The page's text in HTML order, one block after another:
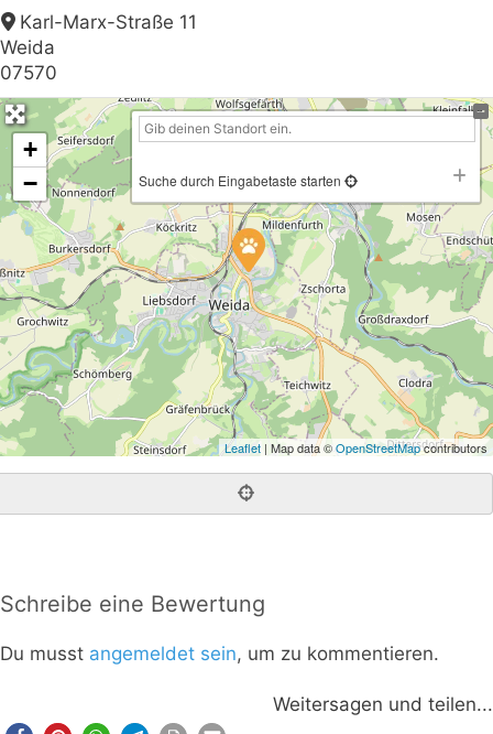
Karl-Marx-Straße 11
Weida
07570
+
−
Suche durch Eingabetaste starten
Leaflet | Map data ©OpenStreetMapcontributors
Schreibe eine Bewertung
Du musst angemeldet sein, um zu kommentieren.
Weitersagen und teilen...